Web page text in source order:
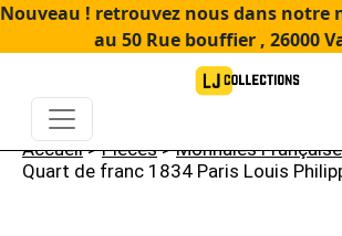
Nouveau ! retrouvez nous dans notre
au 50 Rue bouffier , 26000
Accueil>Pièces>Monnaies
Quart de franc 1834 Paris Louis